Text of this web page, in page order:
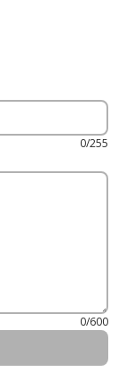
0/255
0/600